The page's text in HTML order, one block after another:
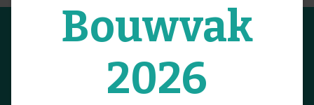
contact met ons op
Bouwvak
2026